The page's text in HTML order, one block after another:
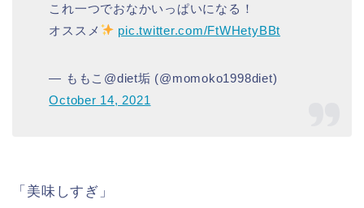
これ一つでおなかいっぱいになる！
オススメ
pic.twitter.com/FtWHetyBBt
— ももこ@diet垢 (@momoko1998diet)
October 14, 2021
「美味しすぎ」